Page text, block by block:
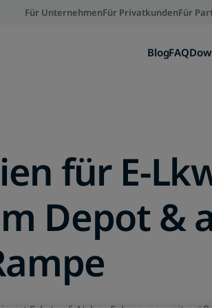
Für UnternehmenFür PrivatkundenFür
BlogFAQ
für E-
Depot &